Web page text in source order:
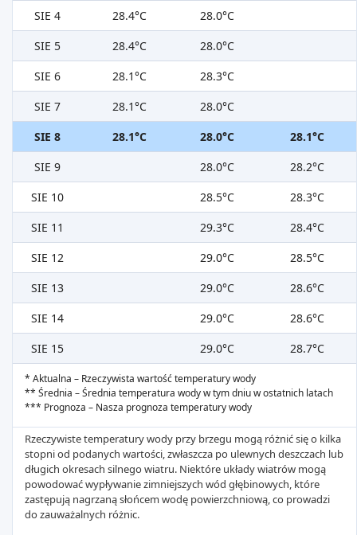
SIE 4
28.4°C
28.0°C
SIE 5
28.4°C
28.0°C
SIE 6
28.1°C
28.3°C
SIE 7
28.1°C
28.0°C
SIE 8
28.1°C 28.0°C
28.1°C
SIE 9
28.0°C
28.2°C
SIE 10
28.5°C
28.3°C
SIE 11
29.3°C
28.4°C
SIE 12
29.0°C
28.5°C
SIE 13
29.0°C
28.6°C
SIE 14
29.0°C
28.6°C
SIE 15
29.0°C 28.7°C
* Aktualna – Rzeczywista wartość temperatury wody
** Średnia – Średnia temperatura wody w tym dniu w ostatnich latach
*** Prognoza – Nasza prognoza temperatury wody
Rzeczywiste temperatury wody przy brzegu mogą różnić się o kilka
stopni od podanych wartości, zwłaszcza po ulewnych deszczach lub
długich okresach silnego wiatru. Niektóre układy wiatrów mogą
powodować wypływanie zimniejszych wód głębinowych, które
zastępują nagrzaną słońcem wodę powierzchniową, co prowadzi
do zauważalnych różnic.